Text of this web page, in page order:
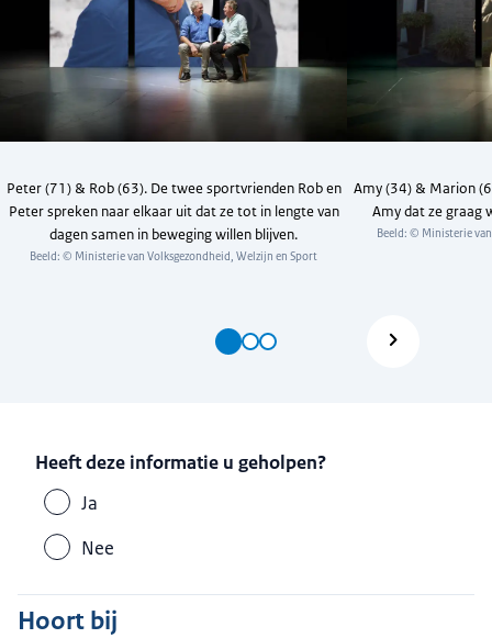
Peter (71) & Rob (63). De twee sportvrienden Rob en
Peter spreken naar elkaar uit dat ze tot in lengte van
dagen samen in beweging willen blijven.
Beeld: © Ministerie van Volksgezondheid, Welzijn en Sport
Amy (34) & Marion
Amy dat ze graag
Beeld: © Ministerie
Heeft deze informatie u geholpen?
Ja
Nee
Hoort bij